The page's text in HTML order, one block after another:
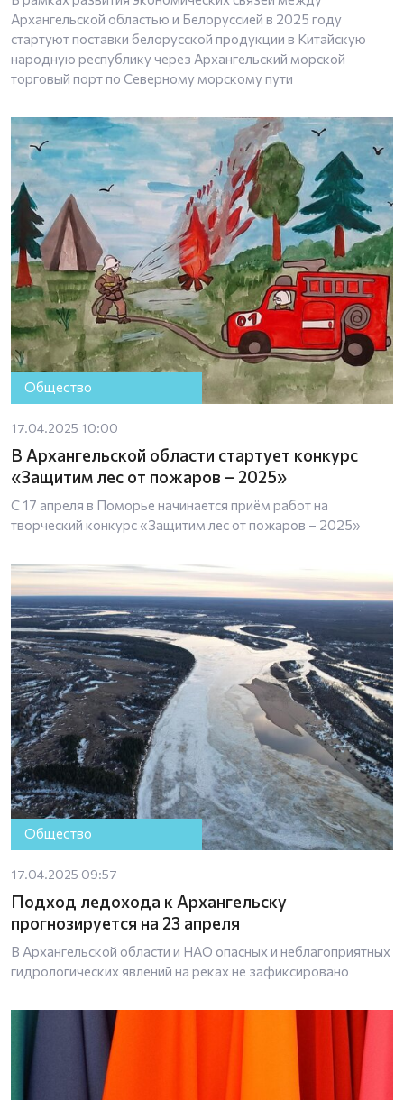
Архангельской областью и Белоруссией в 2025 году
стартуют поставки белорусской продукции в Китайскую
народную республику через Архангельский морской
торговый порт по Северному морскому пути
Общество
17.04.2025 10:00
В Архангельской области стартует конкурс
«Защитим лес от пожаров – 2025»
С 17 апреля в Поморье начинается приём работ на
творческий конкурс «Защитим лес от пожаров – 2025»
Общество
17.04.2025 09:57
Подход ледохода к Архангельску
прогнозируется на 23 апреля
В Архангельской области и НАО опасных и неблагоприятных
гидрологических явлений на реках не зафиксировано